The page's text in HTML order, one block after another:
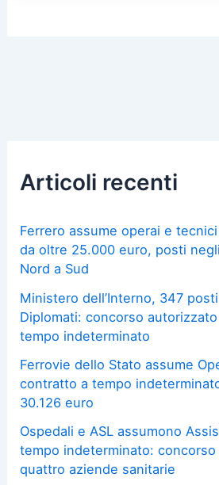
Articoli recenti
Ferrero assume operai e
da oltre 25.000 euro, posti
Nord a Sud
Ministero dell’Interno, 347
Diplomati: concorso
tempo indeterminato
Ferrovie dello Stato assume
contratto a tempo
30.126 euro
Ospedali e ASL assumono
tempo indeterminato:
quattro aziende sanitarie